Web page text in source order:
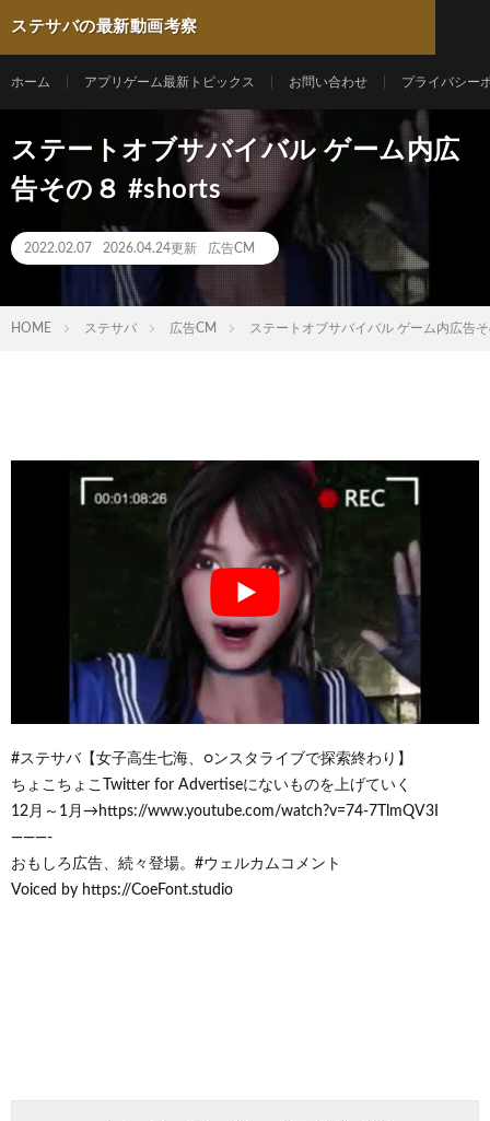
ステサバの最新動画考察
ホーム アプリゲーム最新トピックス お問い合わせ プライバシー
ステートオブサバイバル ゲーム内広
告その８ #shorts
2022.02.07 2026.04.24更新 広告CM
HOME ステサバ 広告CM ステートオブサバイバル ゲーム内広告
#ステサバ【女子高生七海、○ンスタライブで探索終わり】
ちょこちょこTwitter for Advertiseにないものを上げていく
12月～1月→https://www.youtube.com/watch?v=74-7TlmQV3I
———-
おもしろ広告、続々登場。#ウェルカムコメント
Voiced by https://CoeFont.studio